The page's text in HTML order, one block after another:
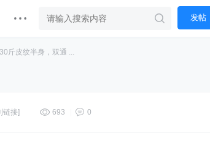
发帖
斤皮纹半身，双通 ...
链接] 693 0